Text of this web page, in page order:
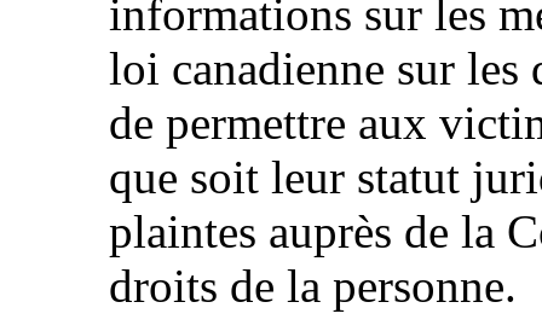
informations sur les
loi canadienne sur les
de permettre aux
que soit leur statut
plaintes auprès de la
droits de la personne.